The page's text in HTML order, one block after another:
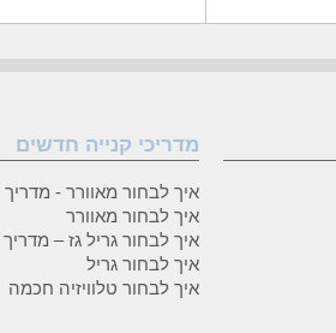
מדריכי קנייה חדשים
איך לבחור מאוורר -
איך לבחור מאוורר
איך לבחור גריל גז –
איך לבחור גריל
איך לבחור טלוויזיה חכמה